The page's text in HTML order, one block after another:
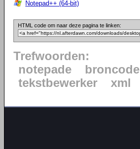
Notepad++ (64-bit)
HTML code om naar deze pagina te linken:
Trefwoorden:
notepade
broncode
tekstbewerker
xml